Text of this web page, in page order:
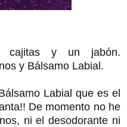
cajitas y un jabón.
y Bálsamo Labial.
Labial que es el
De momento no he
ni el desodorante ni